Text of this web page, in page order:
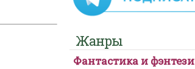
Жанры
Фантастика и фэнтези